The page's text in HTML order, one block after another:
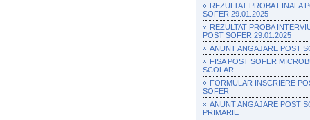
REZULTAT PROBA FINALA
SOFER 29.01.2025
REZULTAT PROBA
POST SOFER 29.01.2025
ANUNT ANGAJARE POST
FISA POST SOFER
SCOLAR
FORMULAR INSCRIERE
SOFER
ANUNT ANGAJARE POST
PRIMARIE